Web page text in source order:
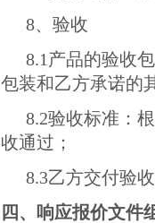
8、验收
8.1产品的验收
包装和乙方承诺的
8.2验收标准：
收通过；
8.3乙方交付验
四、响应报价文件